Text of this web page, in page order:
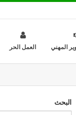
المهني العمل الحر
البحث